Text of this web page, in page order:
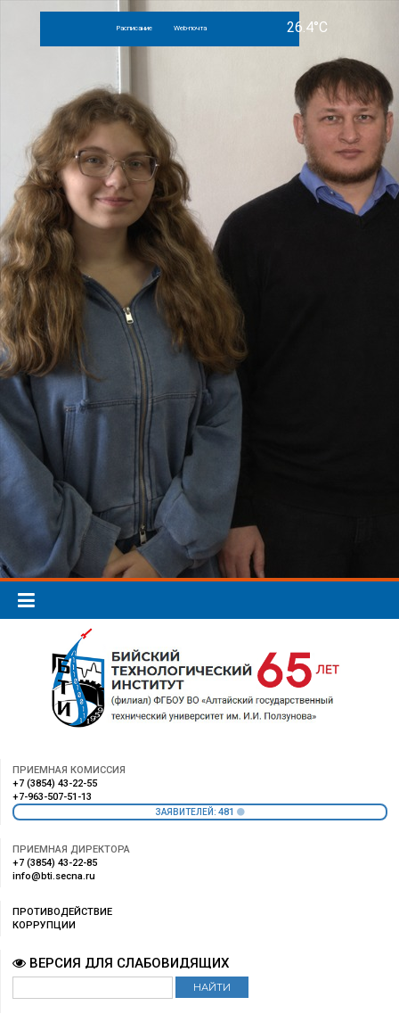
Расписание Web-почта
ПРИЕМНАЯ КОМИССИЯ
+7 (3854) 43-22-55
+7-963-507-51-13
ЗАЯВИТЕЛЕЙ: 481
ПРИЕМНАЯ ДИРЕКТОРА
+7 (3854) 43-22-85
info@bti.secna.ru
ПРОТИВОДЕЙСТВИЕ
КОРРУПЦИИ
ВЕРСИЯ ДЛЯ СЛАБОВИДЯЩИХ